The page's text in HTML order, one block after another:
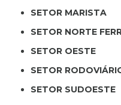
SETOR MARISTA
SETOR NORTE
SETOR OESTE
SETOR
SETOR SUDOESTE